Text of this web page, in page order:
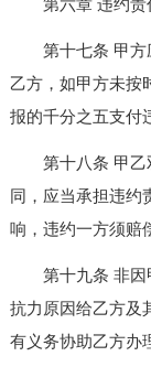
第六章 违约责
第十七条 甲方
乙方，如甲方未按
报的千分之五支付
第十八条 甲乙
同，应当承担违约
响，违约一方须赔
第十九条 非因
抗力原因给乙方及
有义务协助乙方办